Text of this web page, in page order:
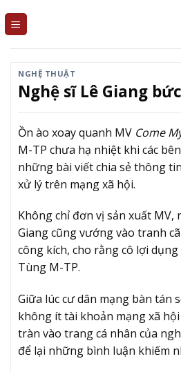
NGHỆ THUẬT
Nghệ sĩ Lê Giang
Ồn ào xoay quanh MV Come
M-TP chưa hạ nhiệt khi các
những bài viết chia sẻ thông
xử lý trên mạng xã hội.
Không chỉ đơn vị sản xuất MV,
Giang cũng vướng vào tranh
công kích, cho rằng cô lợi
Tùng M-TP.
Giữa lúc cư dân mạng bàn tán
không ít tài khoản mạng xã
tràn vào trang cá nhân của
để lại những bình luận khiếm